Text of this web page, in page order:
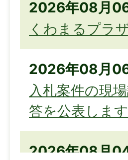
2026年08月
くわまるプラ
2026年08月
入札案件の現
答を公表します
2026年08月